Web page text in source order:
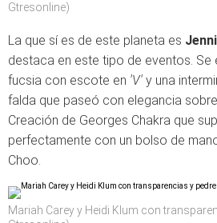
Gtresonline)
La que sí es de este planeta es
destaca en este tipo de eventos. Se
fucsia con escote en 'V' y una
falda que paseó con elegancia
Creación de Georges Chakra que
perfectamente con un bolso de
Choo.
Mariah Carey y Heidi Klum con